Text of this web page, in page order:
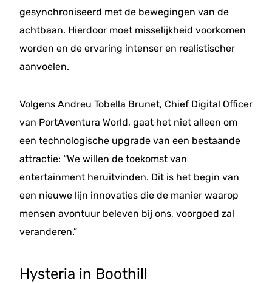
gesynchroniseerd met de bewegingen van de
achtbaan. Hierdoor moet misselijkheid voorkomen
worden en de ervaring intenser en realistischer
aanvoelen.
Volgens Andreu Tobella Brunet, Chief Digital Officer
van PortAventura World, gaat het niet alleen om
een technologische upgrade van een bestaande
attractie: “We willen de toekomst van
entertainment heruitvinden. Dit is het begin van
een nieuwe lijn innovaties die de manier waarop
mensen avontuur beleven bij ons, voorgoed zal
veranderen.”
Hysteria in Boothill